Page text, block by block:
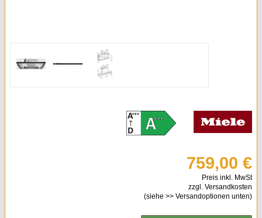
759,00 €
Preis inkl. MwSt
zzgl. Versandkosten
(siehe >> Versandoptionen unten)